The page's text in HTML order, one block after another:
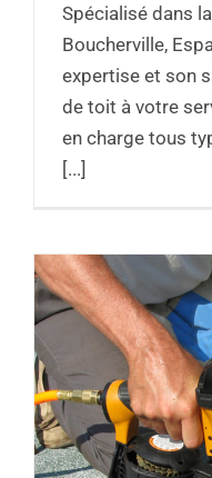
Spécialisé dans
Boucherville,
expertise et son
de toit à votre
en charge tous
[...]